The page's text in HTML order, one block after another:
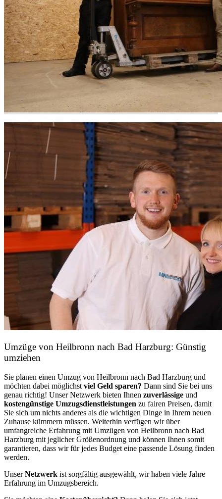
Umzüge von Heilbronn nach Bad Harzburg: Günstig
umziehen
Sie planen einen Umzug von Heilbronn nach Bad Harzburg und
möchten dabei möglichst viel Geld sparen? Dann sind Sie bei uns
genau richtig! Unser Netzwerk bieten Ihnen zuverlässige und
kostengünstige Umzugsdienstleistungen zu fairen Preisen, damit
Sie sich um nichts anderes als die wichtigen Dinge in Ihrem neuen
Zuhause kümmern müssen. Weiterhin verfügen wir über
umfangreiche Erfahrung mit Umzügen von Heilbronn nach Bad
Harzburg mit jeglicher Größenordnung und können Ihnen somit
garantieren, dass wir für jedes Budget eine passende Lösung finden
werden.
UnserNetzwerk ist sorgfältig ausgewählt, wir haben viele Jahre
Erfahrung im Umzugsbereich.